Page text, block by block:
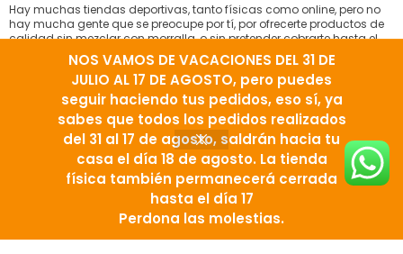
NOS VAMOS DE VACACIONES DEL 31 DE
JULIO AL 17 DE AGOSTO, pero puedes
seguir haciendo tus pedidos, eso sí, ya
sabes que todos los pedidos realizados
del 31 al 17 de agosto, saldrán hacia tu
casa el día 18 de agosto. La tienda
física también permanecerá cerrada
hasta el día 17
Perdona las molestias.
Hay muchas tiendas deportivas, tanto físicas como online, pero no
hay mucha gente que se preocupe por tí, por ofrecerte productos de
calidad sin mezclar con morralla, o sin pretender cobrarte hasta el
hígado por lo que te venden. Nos gusta la idea de tener amigos
satisfechos que vienen a nuestra tienda running porque encuentran
el producto correcto, bien aconsejados.